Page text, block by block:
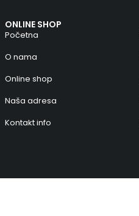
ONLINE SHOP
Početna
O nama
Online shop
Naša adresa
Kontakt info